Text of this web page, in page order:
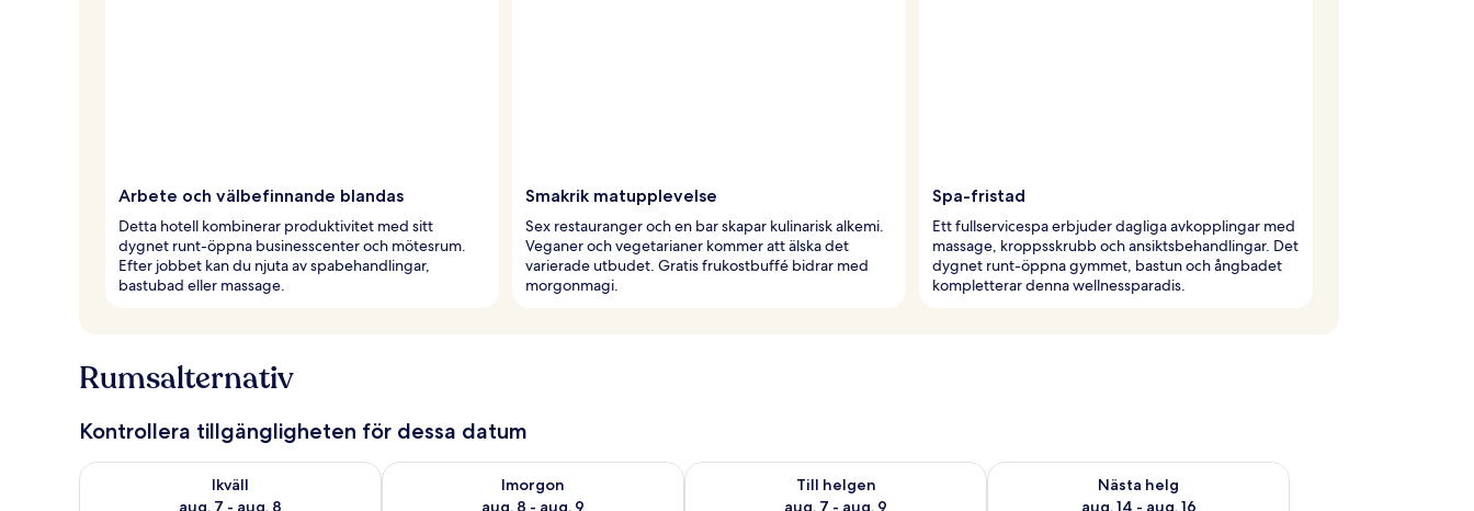
Arbete och välbefinnande blandas
Detta hotell kombinerar produktivitet med sitt
dygnet runt-öppna businesscenter och mötesrum.
Efter jobbet kan du njuta av spabehandlingar,
bastubad eller massage.
Smakrik matupplevelse
Sex restauranger och en bar skapar kulinarisk alkemi.
Veganer och vegetarianer kommer att älska det
varierade utbudet. Gratis frukostbuffé bidrar med
morgonmagi.
Spa-fristad
Ett fullservicespa erbjuder dagliga avkopplingar med
massage, kroppsskrubb och ansiktsbehandlingar. Det
dygnet runt-öppna gymmet, bastun och ångbadet
kompletterar denna wellnessparadis.
Rumsalternativ
Kontrollera tillgängligheten för dessa datum
Ikväll
aug. 7 - aug. 8
Kontrollera tillgängligheten för ikväll aug. 7 - aug. 8
Imorgon
aug. 8 - aug. 9
Kontrollera tillgängligheten för imorgon aug. 8 - aug. 9
Till helgen
aug. 7 - aug. 9
Kontrollera tillgängligheten för den här helgen aug. 7 - aug. 9
Nästa helg
aug. 14 - aug. 16
Kontrollera tillgängligheten för nästa helg aug. 14 - aug. 16